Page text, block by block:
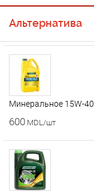
Альтернатива
Минеральное 15W-40
600 MDL/шт